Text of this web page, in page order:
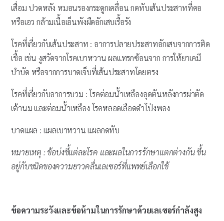
เสื่อม ปวดหลัง หมอนรองกระดูกเคลื่อน กดทับเส้นประสาทที่คอ
หรือเอว กล้ามเนื้อเอ็นพังผืดอักเสบเรื้อรัง
โรคที่เกี่ยวกับเส้นประสาท : อาการปลายประสาทอักเสบจากการติด
เชื้อ เช่น งูสวัดจากโรคเบาหวาน ผลแทรกซ้อนจาก การให้ยาเคมี
บำบัด หรือจากการบาดเจ็บที่เส้นประสาทโดยตรง
โรคที่เกี่ยวกับอาการบวม : โรคต่อมน้ำเหลืองอุดตันหลังการผ่าตัด
เต้านม และต่อมน้ำเหลือง โรคหลอดเลือดดำโป่งพอง
บาดแผล : แผลเบาหวาน แผลกดทับ
หมายเหตุ : ข้อบ่งชี้แต่ละโรค และผลในการรักษาแตกต่างกัน ขึ้น
อยู่กับชนิดของความยาวคลื่นเลเซอร์ที่แพทย์เลือกใช้
ข้อความระวังและข้อห้ามในการรักษาด้วยเลเซอร์กำลังสูง